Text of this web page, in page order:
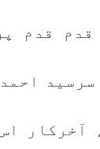
قدم قدم
سرسید
آخرکار